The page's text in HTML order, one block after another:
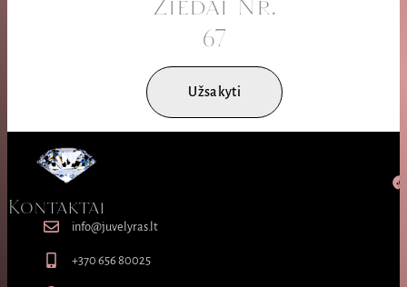
Žiedai Nr.
67
Užsakyti
Kontaktai
info@juvelyras.lt
+370 656 80025